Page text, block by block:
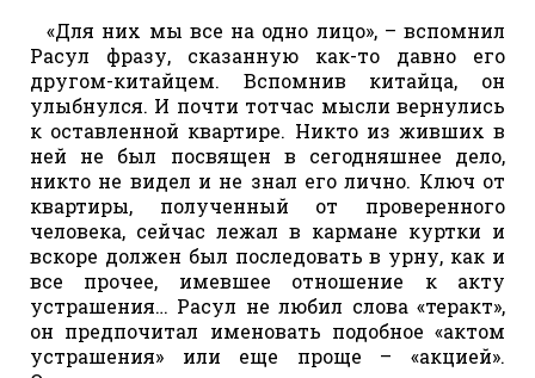
«Для них мы все на одно лицо», – вспомнил
Расул фразу, сказанную как-то давно его
другом-китайцем. Вспомнив китайца, он
улыбнулся. И почти тотчас мысли вернулись
к оставленной квартире. Никто из живших в
ней не был посвящен в сегодняшнее дело,
никто не видел и не знал его лично. Ключ от
квартиры, полученный от проверенного
человека, сейчас лежал в кармане куртки и
вскоре должен был последовать в урну, как и
все прочее, имевшее отношение к акту
устрашения… Расул не любил слова «теракт»,
он предпочитал именовать подобное «актом
устрашения» или еще проще – «акцией».